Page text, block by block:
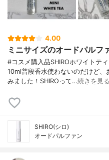
4.00
ミニサイズのオードパルフ
#コスメ購入品SHIROホワイトテ
10ml普段香水使わないのだけど
みました！SHIROって…続きを見る
SHIRO(シロ)
オードパルファン